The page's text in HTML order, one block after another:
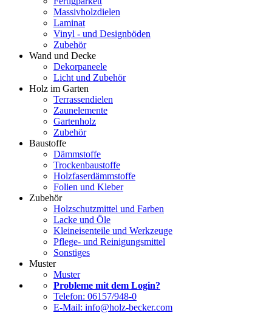
Massivholzdielen
Laminat
Vinyl - und Designböden
Zubehör
Wand und Decke
Dekorpaneele
Licht und Zubehör
Holz im Garten
Terrassendielen
Zaunelemente
Gartenholz
Zubehör
Baustoffe
Dämmstoffe
Trockenbaustoffe
Holzfaserdämmstoffe
Folien und Kleber
Zubehör
Holzschutzmittel und Farben
Lacke und Öle
Kleineisenteile und Werkzeuge
Pflege- und Reinigungsmittel
Sonstiges
Muster
Muster
Probleme mit dem Login?
Telefon: 06157/948-0
E-Mail: info@holz-becker.com